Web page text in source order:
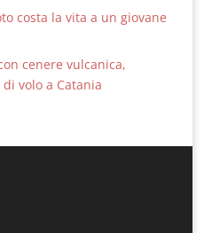
costa la vita a un giovane
cenere vulcanica,
volo a Catania